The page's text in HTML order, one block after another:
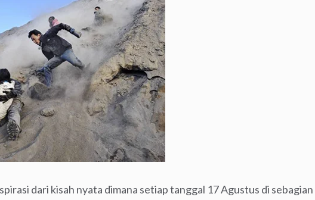
dari kisah nyata dimana setiap tanggal 17 Agustus di